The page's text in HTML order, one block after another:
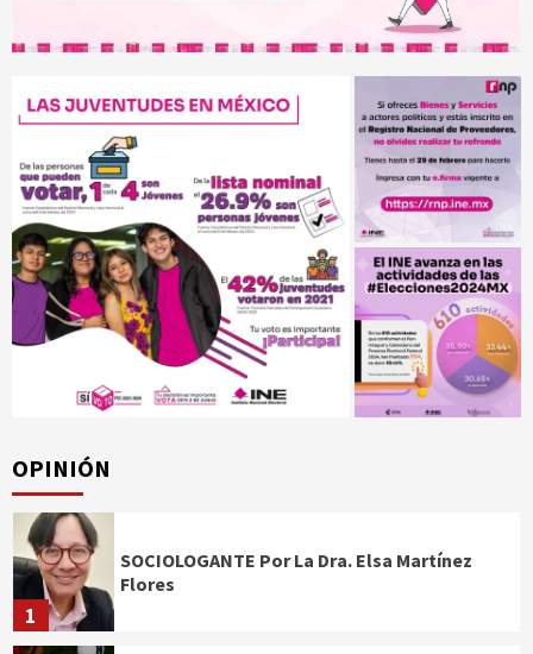
OPINIÓN
1
SOCIOLOGANTE Por La Dra. Elsa Martínez
Flores